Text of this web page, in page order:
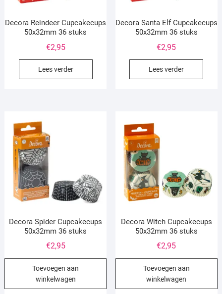
Decora Reindeer Cupcakecups
50x32mm 36 stuks
€2,95
Lees verder
Decora Santa Elf Cupcakecups
50x32mm 36 stuks
€2,95
Lees verder
Decora Spider Cupcakecups
50x32mm 36 stuks
€2,95
Toevoegen aan
winkelwagen
Decora Witch Cupcakecups
50x32mm 36 stuks
€2,95
Toevoegen aan
winkelwagen